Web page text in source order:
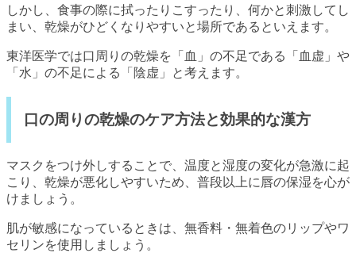
しかし、食事の際に拭ったりこすったり、何かと刺激してし
まい、乾燥がひどくなりやすいと場所であるといえます。
東洋医学では口周りの乾燥を「血」の不足である「血虚」や
「水」の不足による「陰虚」と考えます。
口の周りの乾燥のケア方法と効果的な漢方
マスクをつけ外しすることで、温度と湿度の変化が急激に起
こり、乾燥が悪化しやすいため、普段以上に唇の保湿を心が
けましょう。
肌が敏感になっているときは、無香料・無着色のリップやワ
セリンを使用しましょう。